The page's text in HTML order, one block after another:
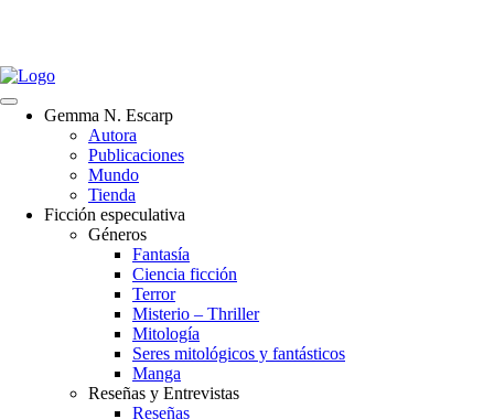
Gemma N. Escarp
Autora
Publicaciones
Mundo
Tienda
Ficción especulativa
Géneros
Fantasía
Ciencia ficción
Terror
Misterio – Thriller
Mitología
Seres mitológicos y fantásticos
Manga
Reseñas y Entrevistas
Reseñas